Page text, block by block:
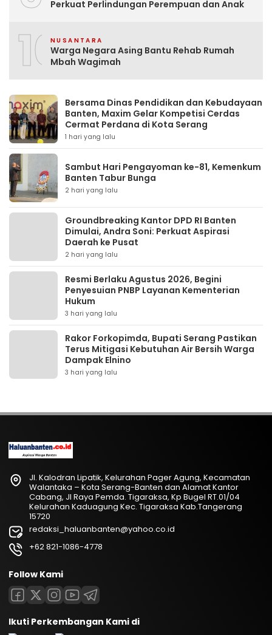
Perkuat Perlindungan Perempuan dan Anak
10NUSANTARA
Warga Negara Asing Bantu Rehab Rumah
Mbah Wagimah
Bersama Dinas Pendidikan dan Kebudayaan
Banten, Maxim Gelar Kompetisi Cerdas
Cermat Perdana di Kota Serang
1 hari yang lalu
Sambut Hari Pengayoman ke-81, Kemenkum
Banten Tabur Bunga
2 hari yang lalu
Groundbreaking Kantor DPD RI Banten
Dimulai, Andra Soni: Perkuat Aspirasi
Daerah ke Pusat
2 hari yang lalu
Resmi Berlaku Agustus 2026, Begini
Penyesuian PNBP Layanan Kementerian
Hukum
3 hari yang lalu
Rakor Forkopimda, Bupati Serang Pastikan
Terus Mitigasi Kebutuhan Air Bersih Warga
Dampak Elnino
3 hari yang lalu
Jl. Kalodran Lipatik, Kelurahan Pager Agung, Kecamatan
Walantaka – Kota Serang-Banten dan Alamat Kantor
Cabang, Jl Raya Pemda. Tigaraksa, Kp Bugel RT.01/04
Kelurahan Kaduagung Kec. Tigaraksa Kab.Tangerang
15720
redaksi_haluanbanten@yahoo.co.id
+62 821-1086-4778
Follow Kami
Ikuti Perkembangan Kami di